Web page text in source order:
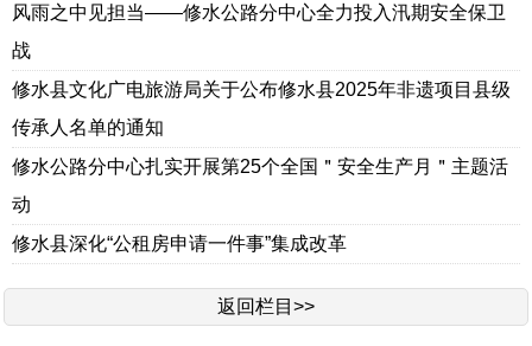
风雨之中见担当——修水公路分中心全力投入汛期安全保卫
战
修水县文化广电旅游局关于公布修水县2025年非遗项目县级
传承人名单的通知
修水公路分中心扎实开展第25个全国＂安全生产月＂主题活
动
修水县深化“公租房申请一件事”集成改革
返回栏目>>